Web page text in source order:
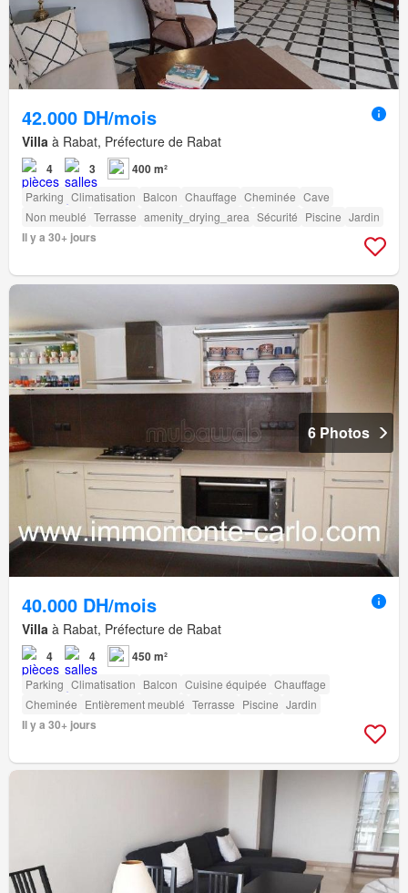
42.000 DH/mois
Villa à Rabat, Préfecture de Rabat
4 3 400 m²
Parking Climatisation Balcon Chauffage Cheminée Cave
Non meublé Terrasse amenity_drying_area Sécurité Piscine Jardin
Il y a 30+ jours
6 Photos
40.000 DH/mois
Villa à Rabat, Préfecture de Rabat
4 4 450 m²
Parking Climatisation Balcon Cuisine équipée Chauffage
Cheminée Entièrement meublé Terrasse Piscine Jardin
Il y a 30+ jours